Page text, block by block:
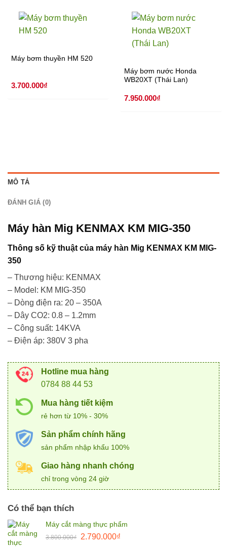
Máy bơm thuyền HM 520
3.700.000₫
Máy bơm nước Honda
WB20XT (Thái Lan)
7.950.000₫
MÔ TẢ
ĐÁNH GIÁ (0)
Máy hàn Mig KENMAX KM MIG-350
Thông số kỹ thuật của máy hàn Mig KENMAX KM MIG-
350
– Thương hiệu: KENMAX
– Model: KM MIG-350
– Dòng điện ra: 20 – 350A
– Dây CO2: 0.8 – 1.2mm
– Công suất: 14KVA
– Điện áp: 380V 3 pha
Hotline mua hàng
0784 88 44 53
Mua hàng tiết kiệm
rẻ hơn từ 10% - 30%
Sản phẩm chính hãng
sản phẩm nhập khẩu 100%
Giao hàng nhanh chóng
chỉ trong vòng 24 giờ
Có thể bạn thích
Máy cắt màng thực phẩm
3.800.000₫
Giá
2.790.000₫Giá